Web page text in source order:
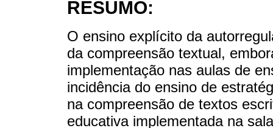
RESUMO:
O ensino explícito da
da compreensão textual,
implementação nas aulas de
incidência do ensino de
na compreensão de textos
educativa implementada na